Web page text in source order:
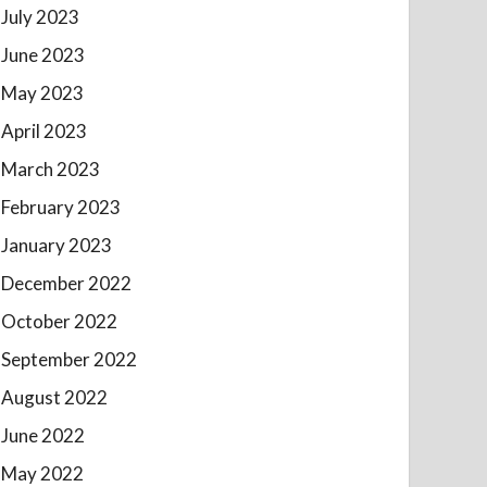
July 2023
June 2023
May 2023
April 2023
March 2023
February 2023
January 2023
December 2022
October 2022
September 2022
August 2022
June 2022
May 2022